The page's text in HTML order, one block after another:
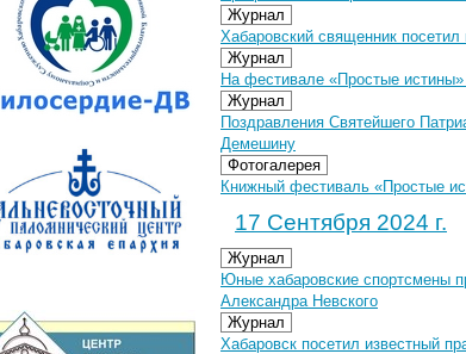
Журнал
Хабаровский священник
Журнал
На фестивале «Простые
Журнал
Поздравления Святейшего
Демешину
Фотогалерея
Книжный фестиваль «Простые
17 Сентября 2024 г.
Журнал
Юные хабаровские спортсмены
Александра Невского
Журнал
Хабаровск посетил известный